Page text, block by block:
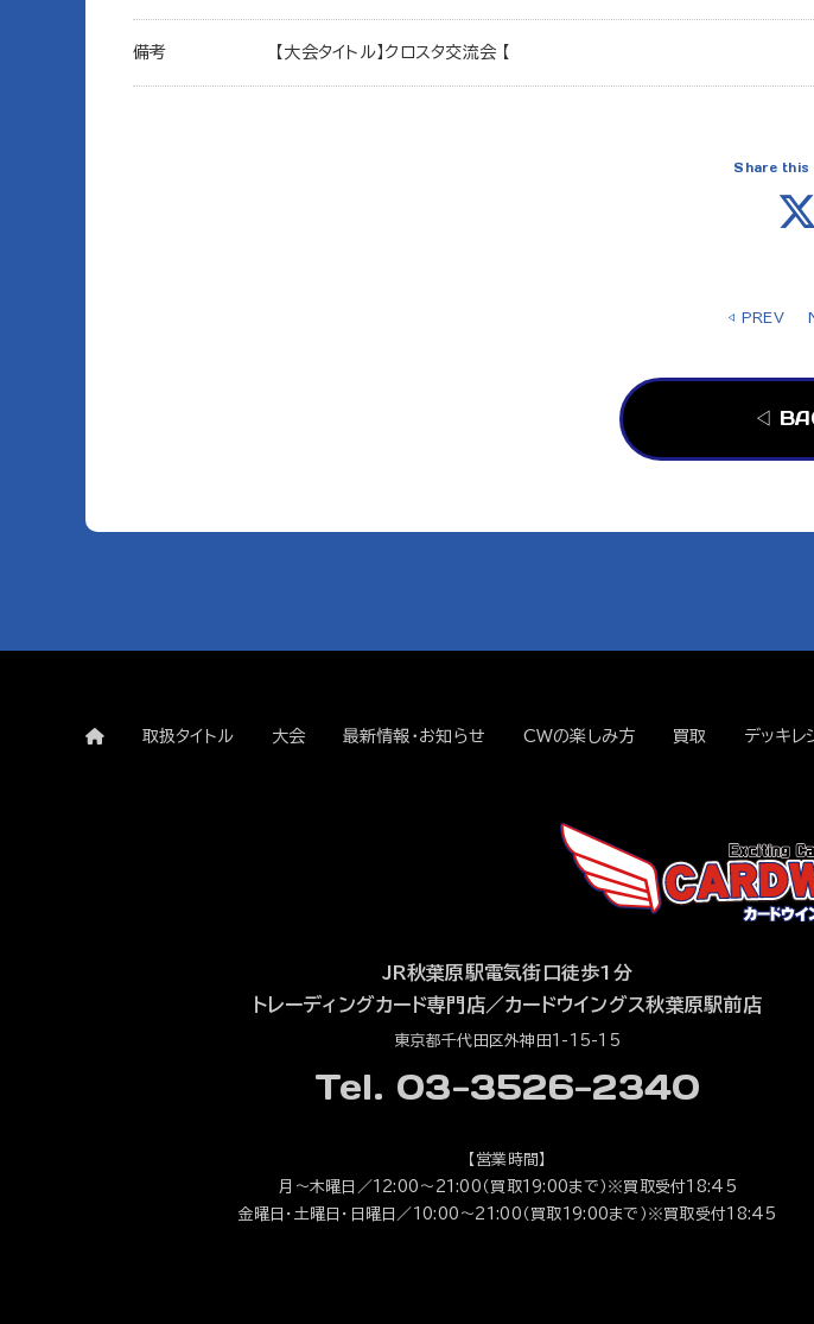
備考 【大会タイトル】クロスタ交流会 【
Share this
◁ PREV
◁
取扱タイトル 大会 最新情報・お知らせ CWの楽しみ方 買取 デッキレ
JR秋葉原駅電気街口徒歩1分
トレーディングカード専門店／カードウイングス秋葉原駅前店
東京都千代田区外神田1-15-15
Tel. 03-3526-2340
【営業時間】
月～木曜日／12:00～21:00（買取19:00まで）※買取受付18:45
金曜日・土曜日・日曜日／10:00～21:00（買取19:00まで）※買取受付18:45